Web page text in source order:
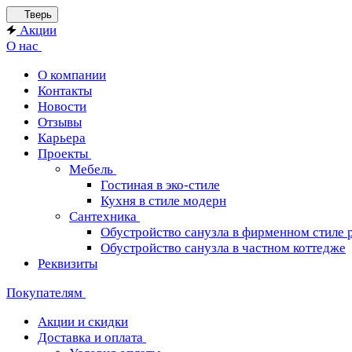
Тверь
Акции
О нас
О компании
Контакты
Новости
Отзывы
Карьера
Проекты
Мебель
Гостиная в эко-стиле
Кухня в стиле модерн
Сантехника
Обустройство санузла в фирменном стиле
Обустройство санузла в частном коттедже
Реквизиты
Покупателям
Акции и скидки
Доставка и оплата